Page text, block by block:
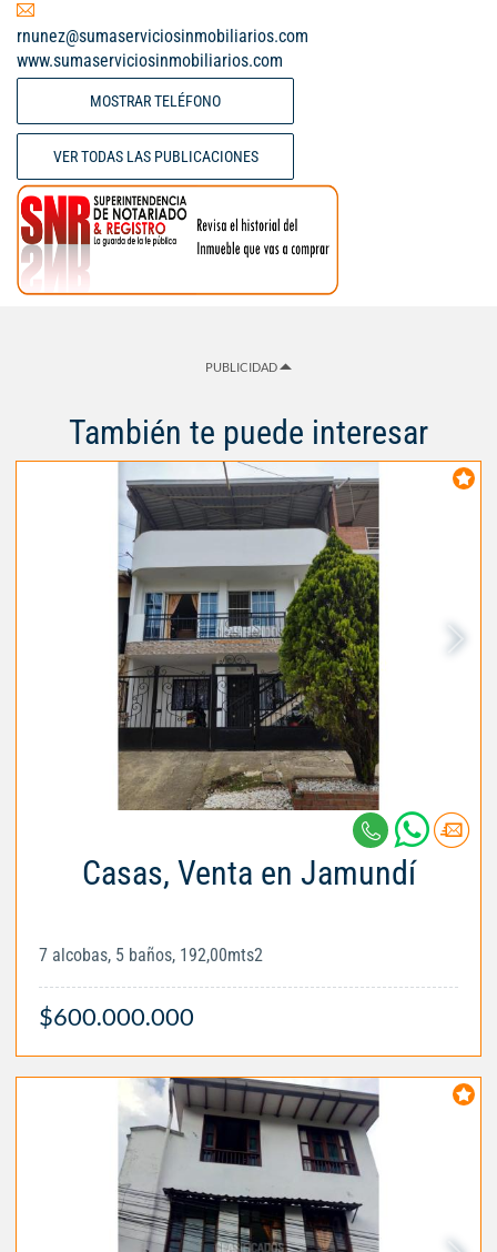
rnunez@sumaserviciosinmobiliarios.com
www.sumaserviciosinmobiliarios.com
MOSTRAR TELÉFONO
VER TODAS LAS PUBLICACIONES
PUBLICIDAD
También te puede interesar
Casas, Venta en Jamundí
7 alcobas, 5 baños, 192,00mts2
$600.000.000